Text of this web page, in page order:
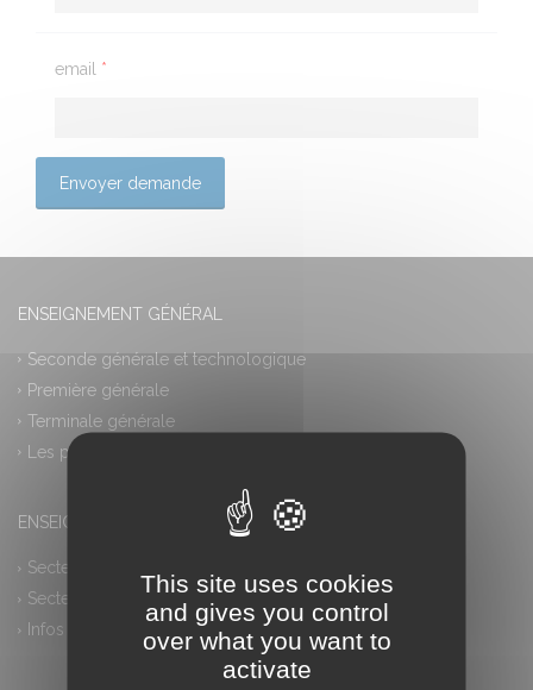
email *
ENSEIGNEMENT GÉNÉRAL
Seconde générale et technologique
Première générale
Terminale générale
Les plus
ENSEIGNEMENT PROFESSIONNEL
Secteur industriel
Secteur tertiaire
Infos pratiques
This site uses cookies
and gives you control
over what you want to
activate